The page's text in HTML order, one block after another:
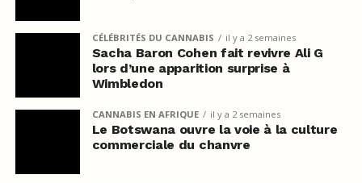
CÉLÉBRITÉS DU CANNABIS il y a 2 semaines
Sacha Baron Cohen fait revivre Ali G
lors d’une apparition surprise à
Wimbledon
CANNABIS EN AFRIQUE il y a 2 semaines
Le Botswana ouvre la voie à la culture
commerciale du chanvre